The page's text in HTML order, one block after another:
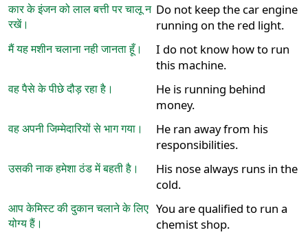
कार के इंजन को लाल बत्ती पर चालू न
रखें।
Do not keep the car engine
running on the red light.
मैं यह मशीन चलाना नही जानता हूँ।
I do not know how to run
this machine.
वह पैसे के पीछे दौड़ रहा है।
He is running behind
money.
वह अपनी जिम्मेदारियों से भाग गया।
He ran away from his
responsibilities.
उसकी नाक हमेशा ठंड में बहती है।
His nose always runs in the
cold.
आप केमिस्ट की दुकान चलाने के लिए
योग्य हैं।
You are qualified to run a
chemist shop.